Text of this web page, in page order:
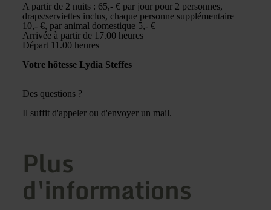
A partir de 2 nuits : 65,- € par jour pour 2 personnes,
draps/serviettes inclus, chaque personne supplémentaire
10,- €, par animal domestique 5,- €
Arrivée à partir de 17.00 heures
Départ 11.00 heures
Votre hôtesse Lydia Steffes
Des questions ?
Il suffit d'appeler ou d'envoyer un mail.
Plus
d'informations